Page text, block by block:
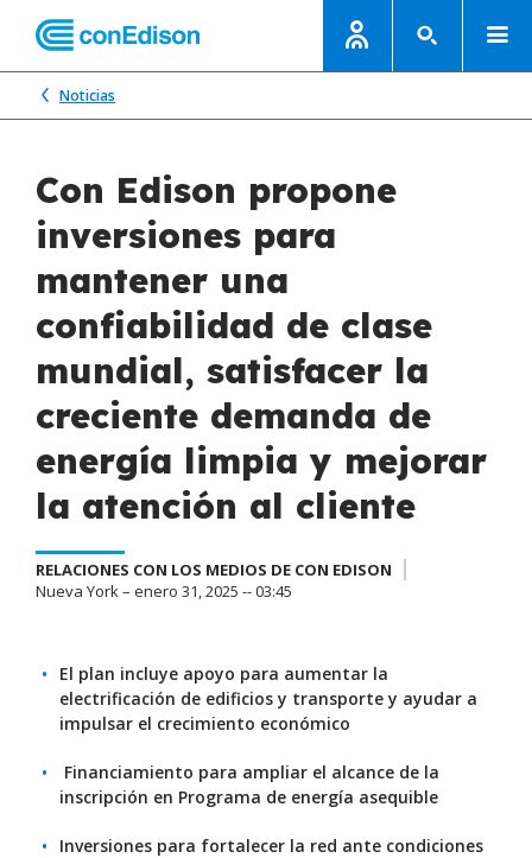
Noticias
Con Edison propone
inversiones para
mantener una
confiabilidad de clase
mundial, satisfacer la
creciente demanda de
energía limpia y mejorar
la atención al cliente
RELACIONES CON LOS MEDIOS DE CON EDISON
Nueva York – enero 31, 2025 -- 03:45
El plan incluye apoyo para aumentar la
electrificación de edificios y transporte y ayudar a
impulsar el crecimiento económico
Financiamiento para ampliar el alcance de la
inscripción en Programa de energía asequible
Inversiones para fortalecer la red ante condiciones